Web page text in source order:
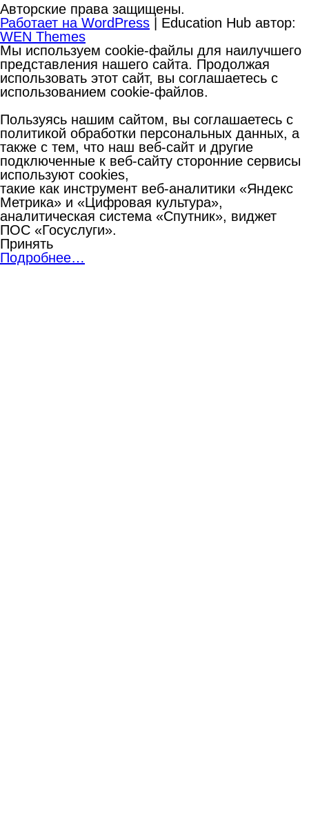
Авторские права защищены.
Работает на WordPress | Education Hub автор:
WEN Themes
Мы используем cookie-файлы для наилучшего
представления нашего сайта. Продолжая
использовать этот сайт, вы соглашаетесь с
использованием cookie-файлов.
Пользуясь нашим сайтом, вы соглашаетесь с
политикой обработки персональных данных, а
также с тем, что наш веб-сайт и другие
подключенные к веб-сайту сторонние сервисы
используют cookies,
такие как инструмент веб-аналитики «Яндекс
Метрика» и «Цифровая культура»,
аналитическая система «Спутник», виджет
ПОС «Госуслуги».
Принять
Подробнее…